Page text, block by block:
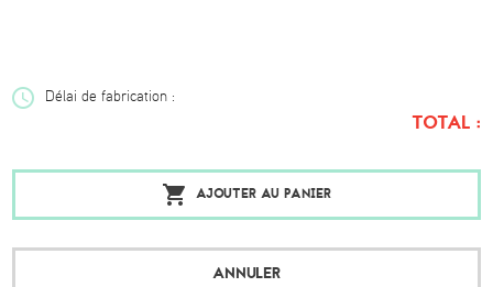
Délai de fabrication :
TOTAL :
ANNULER
AJOUTER AU PANIER